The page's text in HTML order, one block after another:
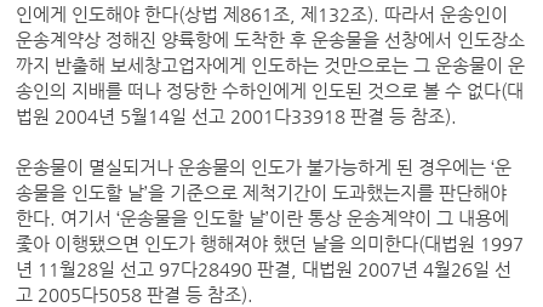
인에게 인도해야 한다(상법 제861조, 제132조). 따라서 운송인이
운송계약상 정해진 양륙항에 도착한 후 운송물을 선창에서 인도장소
까지 반출해 보세창고업자에게 인도하는 것만으로는 그 운송물이 운
송인의 지배를 떠나 정당한 수하인에게 인도된 것으로 볼 수 없다(대
법원 2004년 5월14일 선고 2001다33918 판결 등 참조).
운송물이 멸실되거나 운송물의 인도가 불가능하게 된 경우에는 ‘운
송물을 인도할 날’을 기준으로 제척기간이 도과했는지를 판단해야
한다. 여기서 ‘운송물을 인도할 날’이란 통상 운송계약이 그 내용에
좇아 이행됐으면 인도가 행해져야 했던 날을 의미한다(대법원 1997
년 11월28일 선고 97다28490 판결, 대법원 2007년 4월26일 선
고 2005다5058 판결 등 참조).